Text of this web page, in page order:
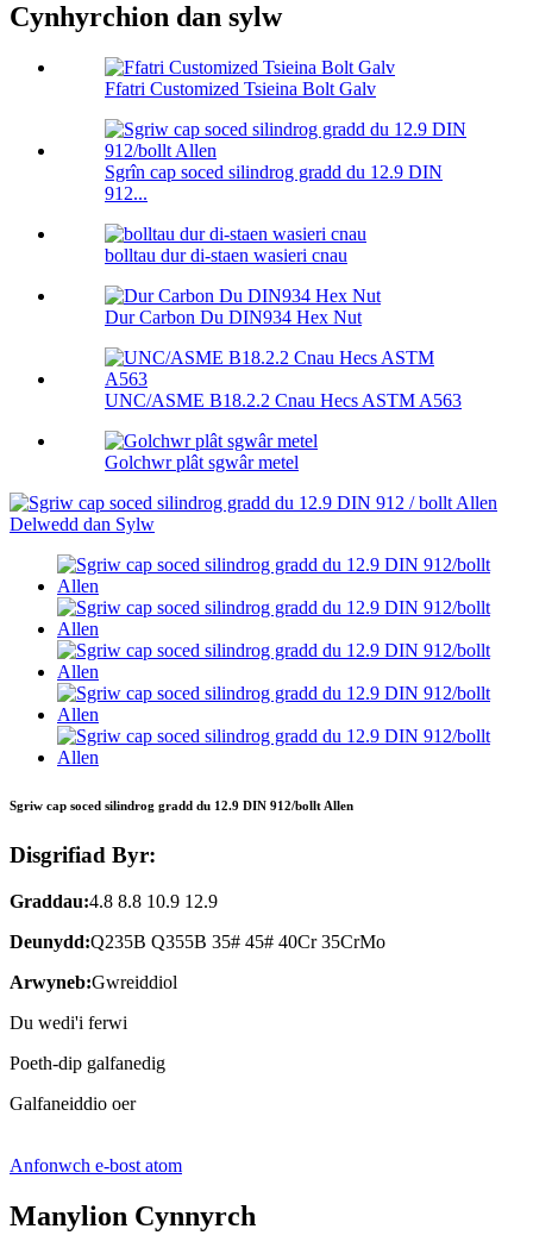
Cynhyrchion dan sylw
Ffatri Customized Tsieina Bolt Galv
Sgrîn cap soced silindrog gradd du 12.9 DIN
912...
bolltau dur di-staen wasieri cnau
Dur Carbon Du DIN934 Hex Nut
UNC/ASME B18.2.2 Cnau Hecs ASTM A563
Golchwr plât sgwâr metel
Sgriw cap soced silindrog gradd du 12.9 DIN 912/bollt Allen
Disgrifiad Byr:
Graddau:4.8 8.8 10.9 12.9
Deunydd:Q235B Q355B 35# 45# 40Cr 35CrMo
Arwyneb:Gwreiddiol
Du wedi'i ferwi
Poeth-dip galfanedig
Galfaneiddio oer
Anfonwch e-bost atom
Manylion Cynnyrch